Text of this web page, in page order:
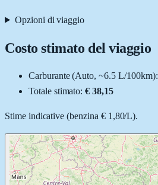
Opzioni di viaggio
Costo stimato del viaggio
Carburante (Auto, ~6.5 L/100km):
Totale stimato:€ 38,15
Stime indicative (benzina € 1,80/L).